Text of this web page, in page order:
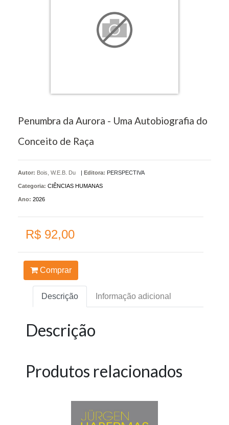
Penumbra da Aurora - Uma Autobiografia do
Conceito de Raça
Autor: Bois, W.E.B. Du | Editora: PERSPECTIVA
Categoria: CIÊNCIAS HUMANAS
Ano: 2026
R$ 92,00
Comprar
Descrição Informação adicional
Descrição
Produtos relacionados